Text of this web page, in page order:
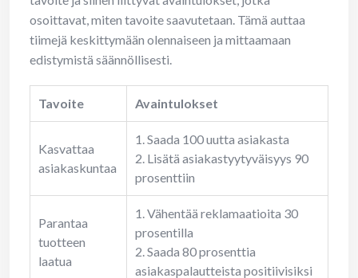
osoittavat, miten tavoite saavutetaan. Tämä auttaa
tiimejä keskittymään olennaiseen ja mittaamaan
edistymistä säännöllisesti.
Tavoite Avaintulokset
Kasvattaa
asiakaskuntaa
1. Saada 100 uutta asiakasta
2. Lisätä asiakastyytyväisyys 90
prosenttiin
Parantaa
tuotteen
laatua
1. Vähentää reklamaatioita 30
prosentilla
2. Saada 80 prosenttia
asiakaspalautteista positiivisiksi